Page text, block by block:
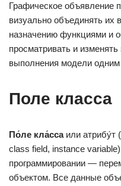
Графическое объявление
визуально объединять их
назначению функциями и
просматривать и
выполнения модели
Поле класса
По́ле кла́ссаили атрибу́т
class field, instance
программировании —
объектом. Все данные